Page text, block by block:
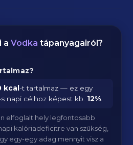
aVodka tápanyagairól?
kcal-t tartalmaz — ez egy
napi célhoz képest kb. 12%
elfoglalt hely legfontosabb
kalóriadeficitre van szükség,
egy-egy adag mennyit visz a